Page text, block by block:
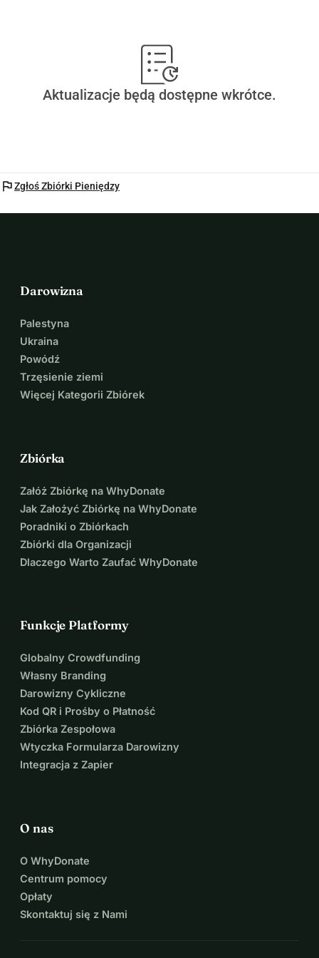
Aktualizacje będą dostępne wkrótce.
flagZgłoś Zbiórki Pieniędzy
Darowizna
Palestyna
Ukraina
Powódź
Trzęsienie ziemi
Więcej Kategorii Zbiórek
Zbiórka
Załóż Zbiórkę na WhyDonate
Jak Założyć Zbiórkę na WhyDonate
Poradniki o Zbiórkach
Zbiórki dla Organizacji
Dlaczego Warto Zaufać WhyDonate
Funkcje Platformy
Globalny Crowdfunding
Własny Branding
Darowizny Cykliczne
Kod QR i Prośby o Płatność
Zbiórka Zespołowa
Wtyczka Formularza Darowizny
Integracja z Zapier
O nas
O WhyDonate
Centrum pomocy
Opłaty
Skontaktuj się z Nami